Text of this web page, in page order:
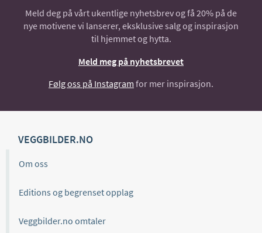
Meld deg på vårt ukentlige nyhetsbrev og få 20% på de
nye motivene vi lanserer, eksklusive salg og inspirasjon
til hjemmet og hytta.
Meld meg på nyhetsbrevet
Følg oss på Instagram for mer inspirasjon.
VEGGBILDER.NO
Om oss
Editions og begrenset opplag
Veggbilder.no omtaler